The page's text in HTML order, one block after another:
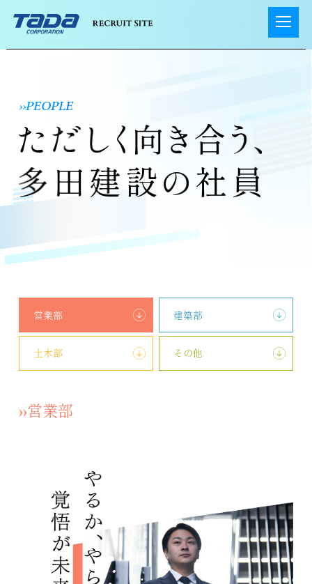
で見る多田建設
社員インタビュー
多田建設のあゆみ
社内制度・福利厚生
NEWS
新卒採用募集要項 新卒採用エントリー
キャリア採用
キャリア採用募集要項
››PEOPLE
営業部 建築部
土木部 その他
››営業部